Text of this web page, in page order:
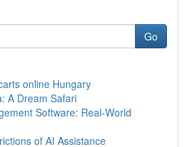
Go
online Hungary
A Dream Safari
Software: Real-World
of AI Assistance